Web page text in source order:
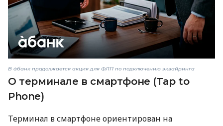
В àбанк продолжается акция для ФЛП по подключению эквайринга
О терминале в смартфоне (Tap to
Phone)
Терминал в смартфоне ориентирован на